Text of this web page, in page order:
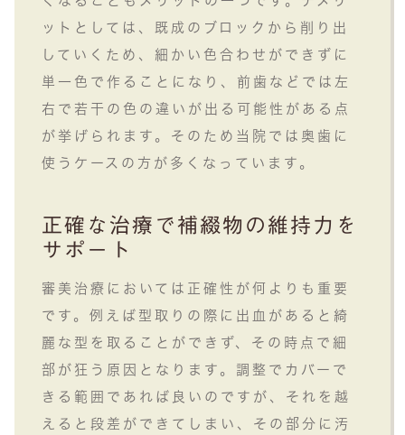
ットとしては、既成のブロックから削り出
していくため、細かい色合わせができずに
単一色で作ることになり、前歯などでは左
右で若干の色の違いが出る可能性がある点
が挙げられます。そのため当院では奥歯に
使うケースの方が多くなっています。
正確な治療で補綴物の維持力を
サポート
審美治療においては正確性が何よりも重要
です。例えば型取りの際に出血があると綺
麗な型を取ることができず、その時点で細
部が狂う原因となります。調整でカバーで
きる範囲であれば良いのですが、それを越
えると段差ができてしまい、その部分に汚